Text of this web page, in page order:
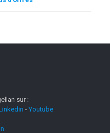
sur :
- Youtube